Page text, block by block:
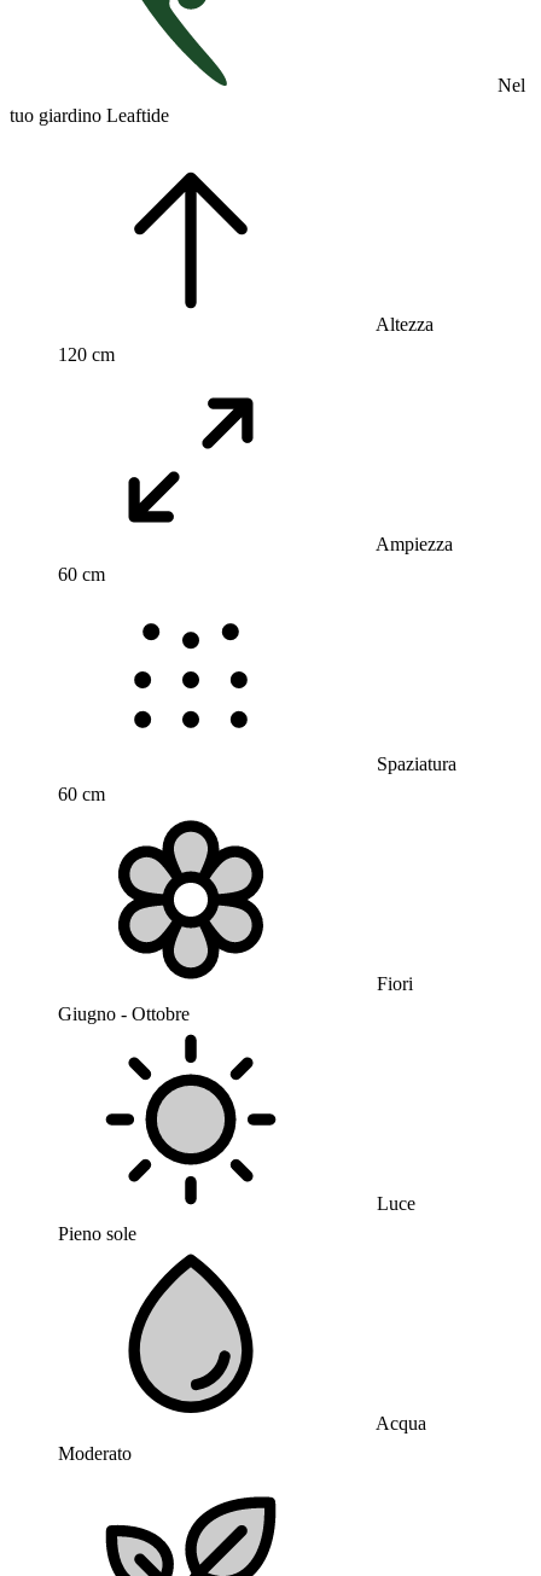
Nel
tuo giardino Leaftide
Altezza
120 cm
Ampiezza
60 cm
Spaziatura
60 cm
Fiori
Giugno - Ottobre
Luce
Pieno sole
Acqua
Moderato